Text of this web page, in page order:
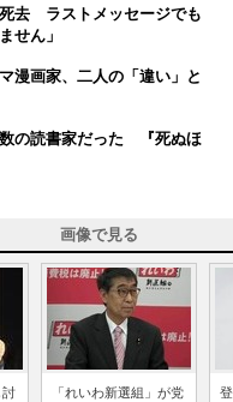
去 ラストメッセージでも
せん」
漫画家、二人の「違い」と
の読書家だった 『死ぬほ
画像で見る
「れいわ新選組」が党